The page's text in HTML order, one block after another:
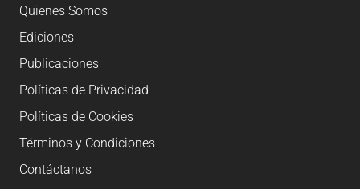
Quienes Somos
Ediciones
Publicaciones
Políticas de Privacidad
Políticas de Cookies
Términos y Condiciones
Contáctanos